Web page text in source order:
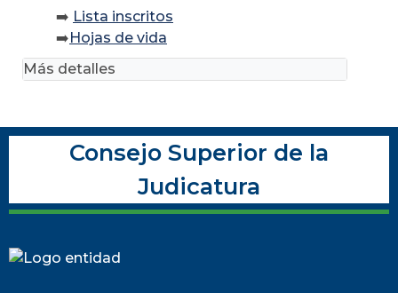
➡️ Lista inscritos
➡️Hojas de vida
Más detalles
Consejo Superior de la
Judicatura